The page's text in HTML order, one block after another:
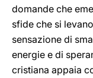
domande che
sfide che si
sensazione di
energie e di
cristiana appaia